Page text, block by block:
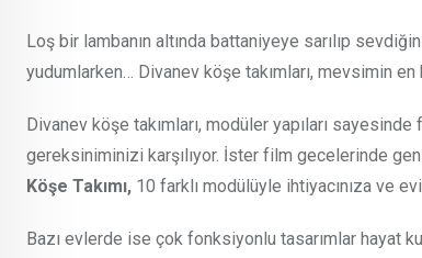
Loş bir lambanın altında battaniyeye sarılıp
yudumlarken… Divanev köşe takımları, mevsimin en
Divanev köşe takımları, modüler yapıları
gereksiniminizi karşılıyor. İster film gecelerinde
Köşe Takımı, 10 farklı modülüyle ihtiyacınıza ve
Bazı evlerde ise çok fonksiyonlu tasarımlar hayat